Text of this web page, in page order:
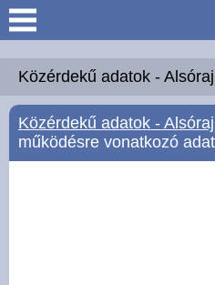
Keresés
Köszöntő
Hírek
Közérdekű adatok -
Közérdekű adatok -
működésre vonatkozó